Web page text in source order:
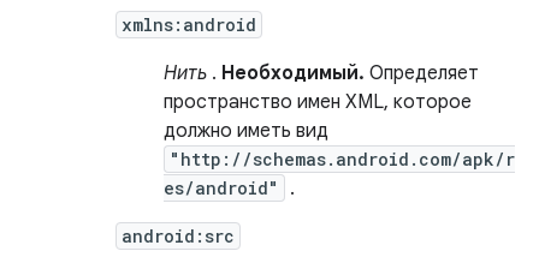
xmlns:android
Нить . Необходимый. Определяет
пространство имен XML, которое
должно иметь вид
"http://schemas.android.com/apk/r
es/android"
.
android:src